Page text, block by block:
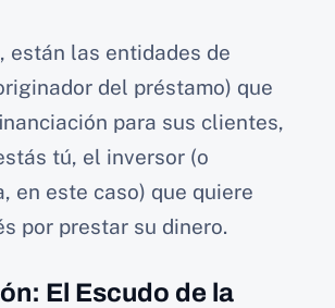
están las entidades de
del préstamo) que
para sus clientes,
tú, el inversor (o
en este caso) que quiere
por prestar su dinero.
El Escudo de la